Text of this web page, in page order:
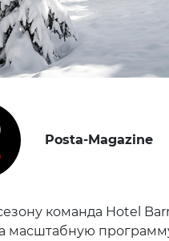
Posta-Magazine
команда Hotel
масштабную